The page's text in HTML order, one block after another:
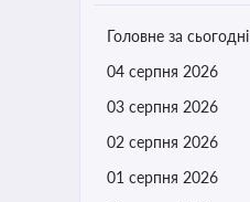
Головне за сьогодні
04 серпня 2026
03 серпня 2026
02 серпня 2026
01 серпня 2026